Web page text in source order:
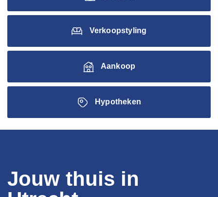
Verkoopstyling
Aankoop
Hypotheken
Jouw thuis in